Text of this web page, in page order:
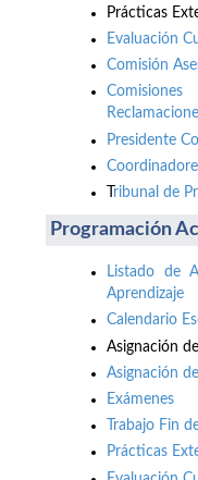
Prácticas
Evaluación
Comisión
Presidente
ribunal de
Programación
Listado de
Aprendizaje
Calendario
Asignación
Asignación
Exámenes
Trabajo Fin
Prácticas